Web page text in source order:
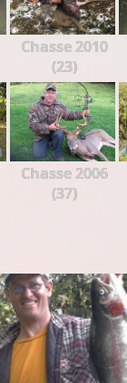
Chasse 2010
(23)
Chasse 2006
(37)